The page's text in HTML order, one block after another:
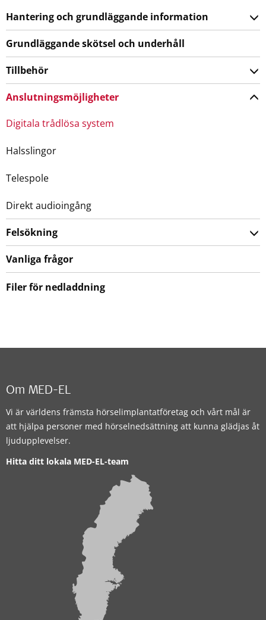
Hantering och grundläggande information
Grundläggande skötsel och underhåll
Tillbehör
Anslutningsmöjligheter
Digitala trådlösa system
Halsslingor
Telespole
Direkt audioingång
Felsökning
Vanliga frågor
Filer för nedladdning
Om MED-EL
Vi är världens främsta hörselimplantatföretag och vårt mål är
att hjälpa personer med hörselnedsättning att kunna glädjas åt
ljudupplevelser.
Hitta ditt lokala MED-EL-team